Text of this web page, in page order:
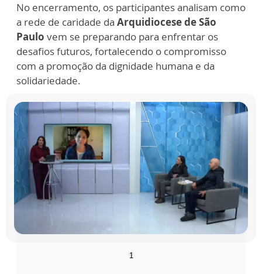
No encerramento, os participantes analisam como
a rede de caridade da Arquidiocese de São
Paulo vem se preparando para enfrentar os
desafios futuros, fortalecendo o compromisso
com a promoção da dignidade humana e da
solidariedade.
1